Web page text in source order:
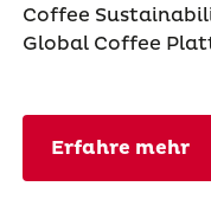
Coffee
Global Coffee
Erfahre mehr